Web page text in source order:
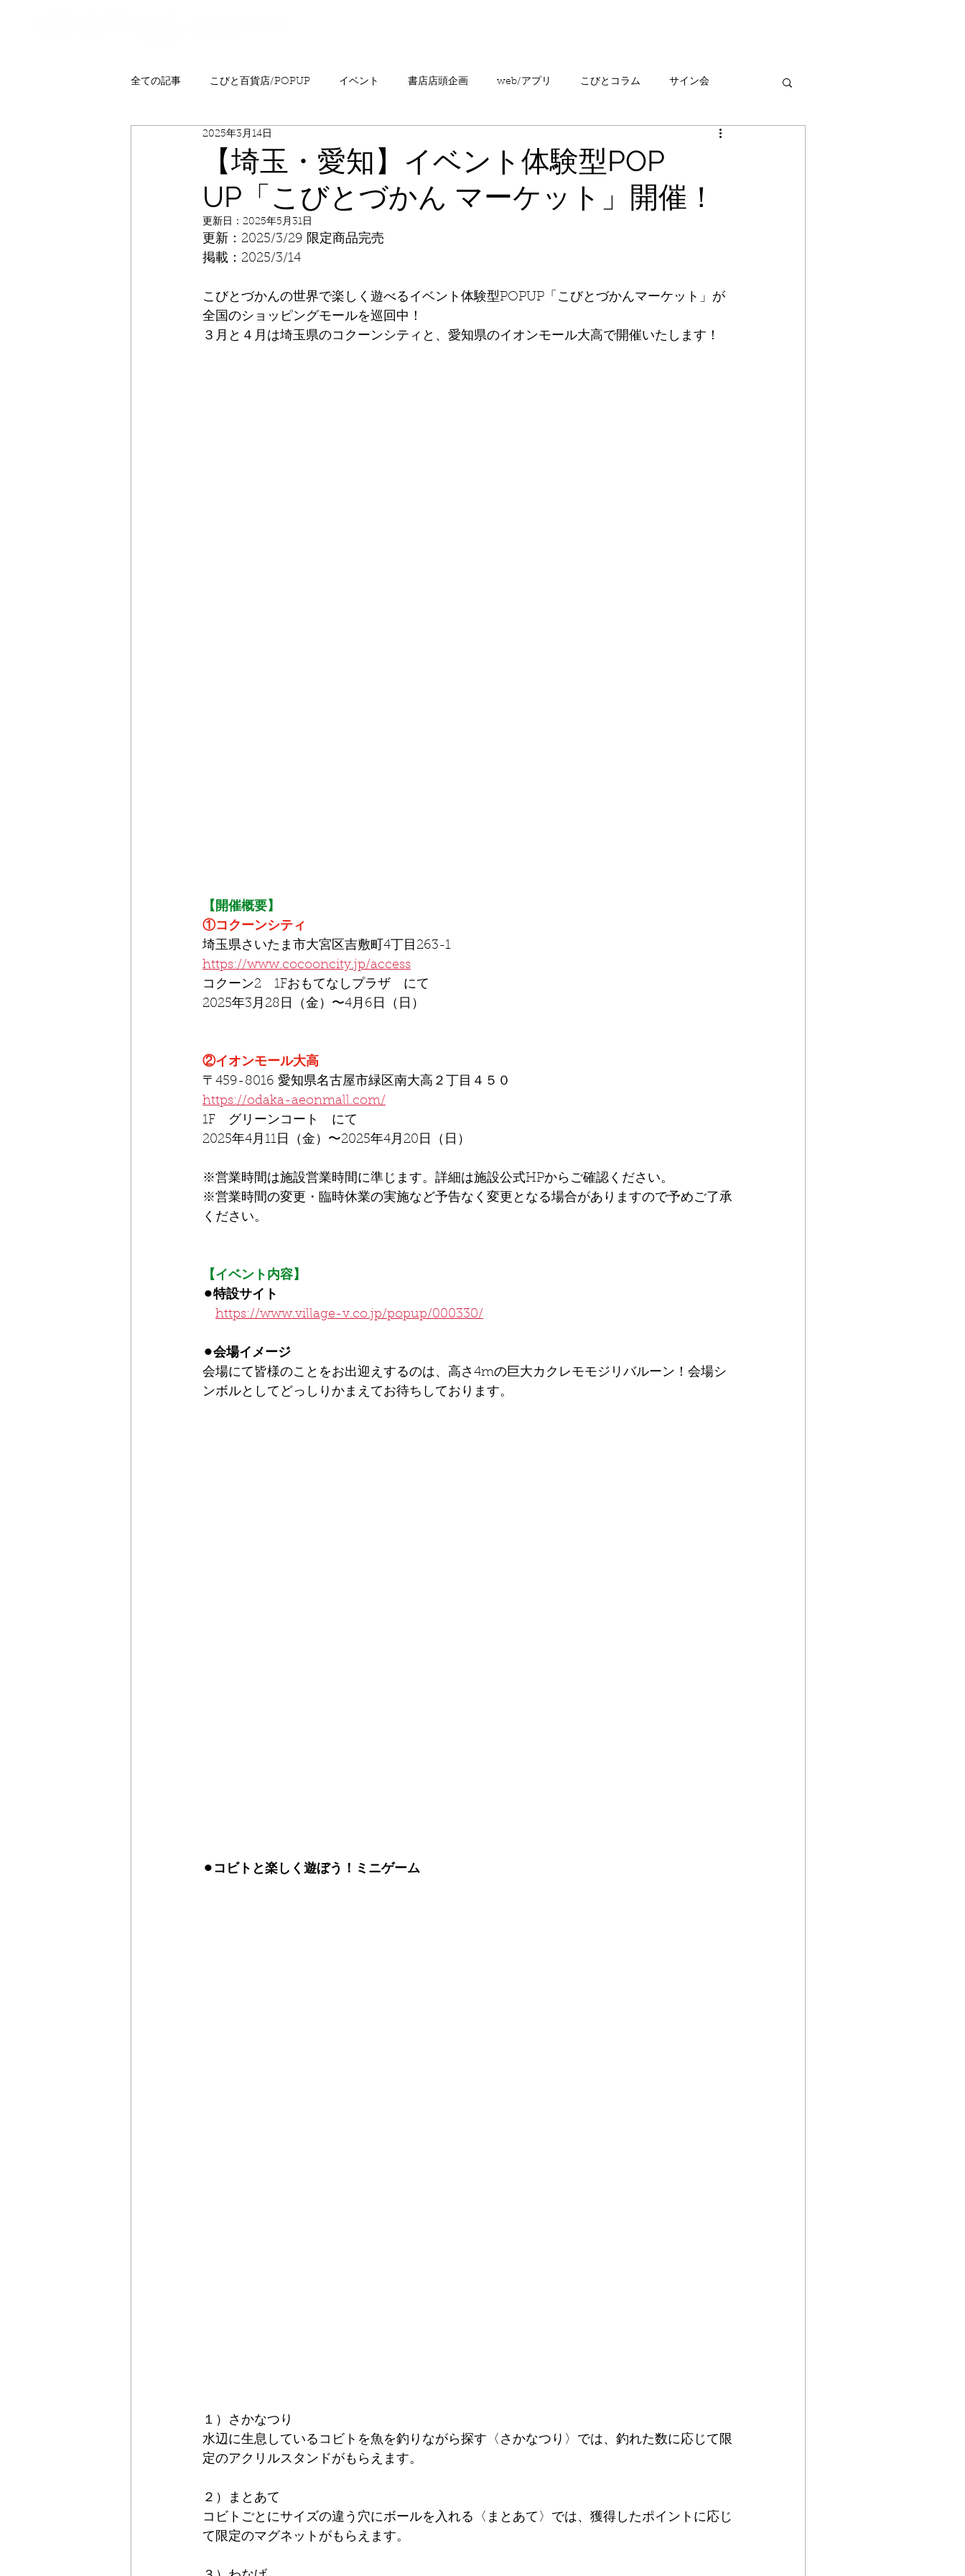
全ての記事 こびと百貨店/POPUP イベント 書店店頭企画 web/アプリ こびとコラム サイン会
プレゼント ニュース
こびとはくぶつかん こびとづかんの町つるぎ
【埼玉・愛知】イベント体験型POP
UP「こびとづかん マーケット」開催！
2025年3月14日
更新日： 2025年5月31日
更新：2025/3/29 限定商品完売
掲載：2025/3/14
こびとづかんの世界で楽しく遊べるイベント体験型POPUP「こびとづかんマーケット」が
全国のショッピングモールを巡回中！
３月と４月は埼玉県のコクーンシティと、愛知県のイオンモール大高で開催いたします！
【開催概要】
①コクーンシティ
埼玉県さいたま市大宮区吉敷町4丁目263-1
https://www.cocooncity.jp/access
コクーン2　1Fおもてなしプラザ　にて
2025年3月28日（金）〜4月6日（日）
②イオンモール大高
〒459-8016 愛知県名古屋市緑区南大高２丁目４５０
https://odaka-aeonmall.com/
1F　グリーンコート　にて
2025年4月11日（金）〜2025年4月20日（日）
※営業時間は施設営業時間に準じます。詳細は施設公式HPからご確認ください。
※営業時間の変更・臨時休業の実施など予告なく変更となる場合がありますので予めご了承
ください。
【イベント内容】
⚫︎特設サイト
https://www.village-v.co.jp/popup/000330/
⚫︎会場イメージ
会場にて皆様のことをお出迎えするのは、高さ4mの巨大カクレモモジリバルーン！会場シ
ンボルとしてどっしりかまえてお待ちしております。
⚫︎コビトと楽しく遊ぼう！ミニゲーム
１）さかなつり
水辺に生息しているコビトを魚を釣りながら探す〈さかなつり〉では、釣れた数に応じて限
定のアクリルスタンドがもらえます。
２）まとあて
コビトごとにサイズの違う穴にボールを入れる〈まとあて〉では、獲得したポイントに応じ
て限定のマグネットがもらえます。